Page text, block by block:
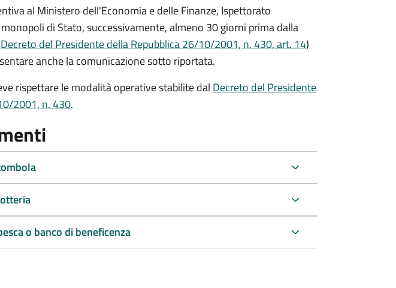
al Ministero dell'Economia e delle Finanze, Ispettorato
di Stato, successivamente, almeno 30 giorni prima dalla
Decreto del Presidente della Repubblica 26/10/2001, n. 430, art. 14)
anche la comunicazione sotto riportata.
rispettare le modalità operative stabilite dal Decreto del Presidente
2001, n. 430.
o banco di beneficenza